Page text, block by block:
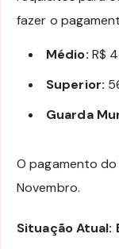
fazer o
Médio: R$
Superior:
Guarda
O pagamento
Novembro.
Situação Atual: